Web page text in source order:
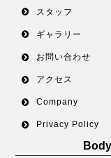
スタッフ
ギャラリー
お問い合わせ
アクセス
Company
Privacy Policy